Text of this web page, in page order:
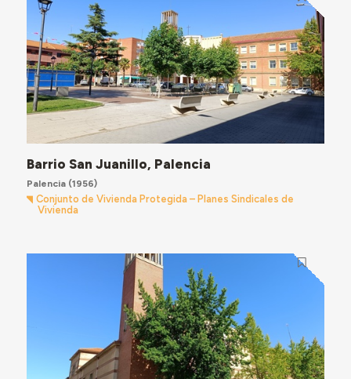
Barrio San Juanillo, Palencia
Palencia(1956)
Conjunto de Vivienda Protegida – Planes Sindicales de
Vivienda